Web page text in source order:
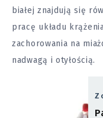
białej znajdują się
pracę układu
zachorowania na
nadwagą i otyłością.